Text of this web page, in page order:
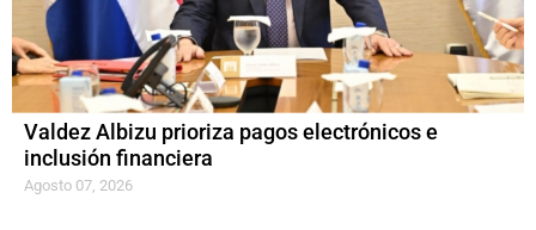
Valdez Albizu prioriza pagos electrónicos e
inclusión financiera
Agosto 07, 2026